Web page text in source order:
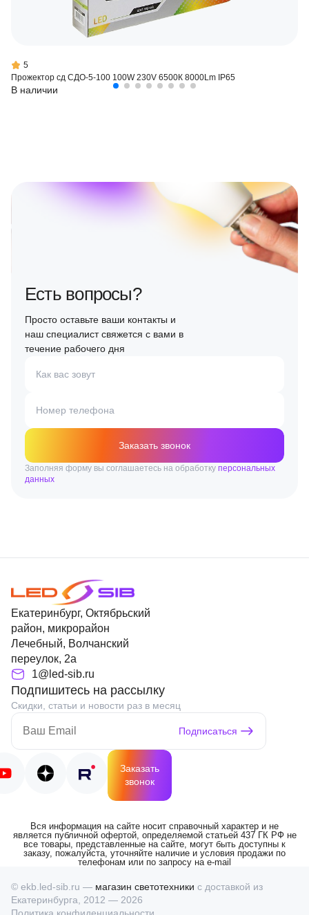
5
Прожектор сд СДО-5-100 100W 230V 6500К 8000Lm IP65
В наличии
Есть вопросы?
Просто оставьте ваши контакты и
наш специалист свяжется с вами в
течение рабочего дня
Как вас зовут
Номер телефона
Заказать звонок
Заполняя форму вы соглашаетесь на обработку персональных
данных
Екатеринбург, Октябрьский
район, микрорайон
Лечебный, Волчанский
переулок, 2а
1@led-sib.ru
Подпишитесь на рассылку
Скидки, статьи и новости раз в месяц
Подписаться
Заказать
звонок
Вся информация на сайте носит справочный характер и не
является публичной офертой, определяемой статьей 437 ГК РФ не
все товары, представленные на сайте, могут быть доступны к
заказу, пожалуйста, уточняйте наличие и условия продажи по
телефонам или по запросу на e-mail
© ekb.led-sib.ru — магазин светотехники с доставкой из
Екатеринбурга, 2012 — 2026